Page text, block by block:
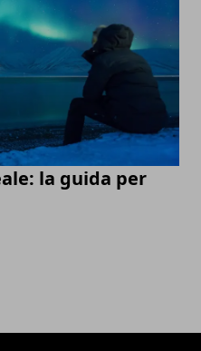
la guida per